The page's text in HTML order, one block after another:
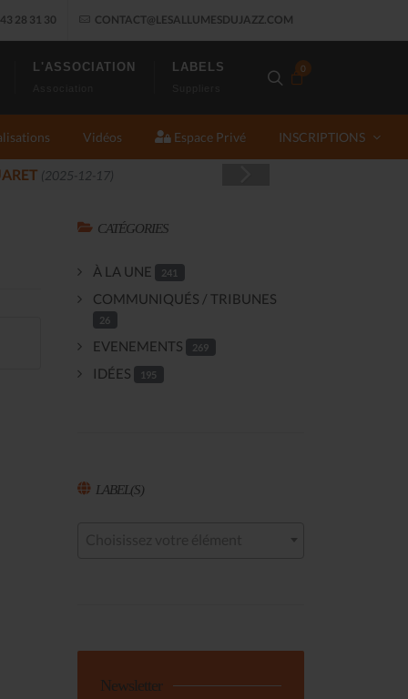
28 31 30 CONTACT@LESALLUMESDUJAZZ.COM
0
L'ASSOCIATION LABELS
Vidéos Espace Privé INSCRIPTIONS
CATÉGORIES
À LA UNE 241
COMMUNIQUÉS / TRIBUNES
26
EVENEMENTS 269
IDÉES 195
LABEL(S)
Newsletter